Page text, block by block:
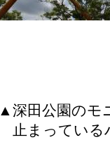
▲深田公園のモ
止まっている